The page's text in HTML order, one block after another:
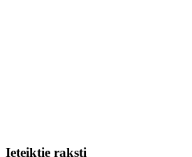
Ieteiktie raksti